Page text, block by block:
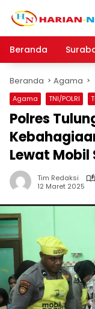
Beranda
Beranda Agama
Agama TNI/POLRI
Polres
Lewat Mobil
Tim Redaksi
12 Maret 2025